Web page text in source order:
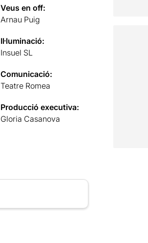
Veus en off:
Arnau Puig
Il·luminació:
Insuel SL
Comunicació:
Teatre Romea
Producció executiva:
Gloria Casanova